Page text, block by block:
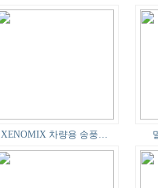
XENOMIX 차량용 송풍…